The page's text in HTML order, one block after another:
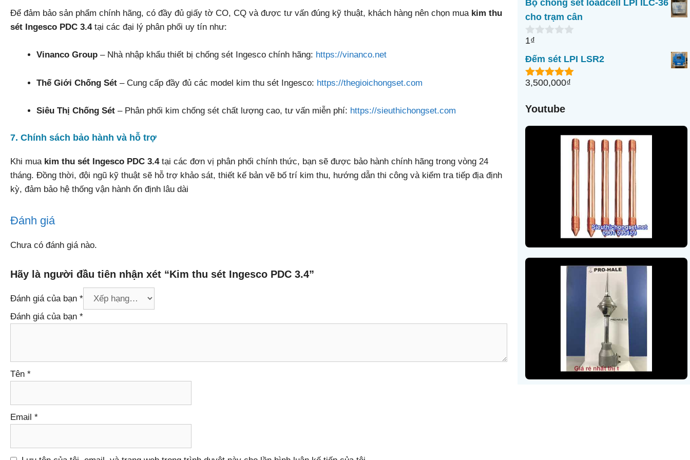
Để đảm bảo sản phẩm chính hãng, có đầy đủ giấy tờ CO, CQ và được tư vấn đúng kỹ thuật, khách hàng nên chọn mua kim thu
sét Ingesco PDC 3.4tại các đại lý phân phối uy tín như:
Vinanco Group – Nhà nhập khẩu thiết bị chống sét Ingesco chính hãng: https://vinanco.net
Thế Giới Chống Sét – Cung cấp đầy đủ các model kim thu sét Ingesco: https://thegioichongset.com
Siêu Thị Chống Sét – Phân phối kim chống sét chất lượng cao, tư vấn miễn phí: https://sieuthichongset.com
7. Chính sách bảo hành và hỗ trợ
Khi mua kim thu sét Ingesco PDC 3.4tại các đơn vị phân phối chính thức, bạn sẽ được bảo hành chính hãng trong vòng 24
tháng. Đồng thời, đội ngũ kỹ thuật sẽ hỗ trợ khảo sát, thiết kế bản vẽ bố trí kim thu, hướng dẫn thi công và kiểm tra tiếp địa định
kỳ, đảm bảo hệ thống vận hành ổn định lâu dài
Đánh giá
Chưa có đánh giá nào.
Hãy là người đầu tiên nhận xét “Kim thu sét Ingesco PDC 3.4”
Đánh giá của bạn *
Đánh giá của bạn *
Tên *
Email *
g
o
i
5
Bộ chống sét loadcell LPI ILC-36
cho trạm cân
0
g
o
à
1₫
Đếm sét LPI LSR2
5.00ngoài
3,500,000₫
Youtube